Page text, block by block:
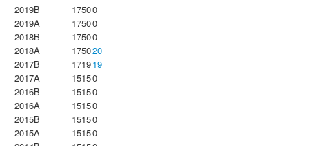
2019B
17500
2019A
17500
2018B
17500
2018A
175020
2017B
171919
2017A
15150
2016B
15150
2016A
15150
2015B
15150
2015A
15150